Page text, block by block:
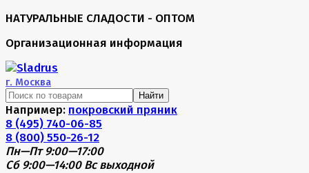
НАТУРАЛЬНЫЕ СЛАДОСТИ - ОПТОМ
Организационная информация
г. Москва
Найти
Например: покровский пряник
8 (495) 740-06-85
8 (800) 550-26-12
Пн—Пт 9:00—17:00
Сб 9:00—14:00 Вс выходной